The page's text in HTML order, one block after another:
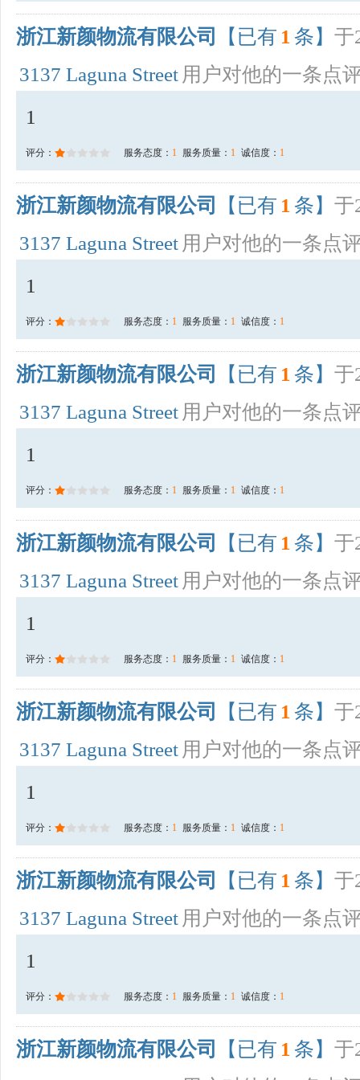
浙江新颜物流有限公司 【已有 1 条】 于
3137 Laguna Street 用户对他的一条点
1
评分： 服务态度： 1 服务质量： 1 诚信度： 1
浙江新颜物流有限公司 【已有 1 条】 于
3137 Laguna Street 用户对他的一条点
1
评分： 服务态度： 1 服务质量： 1 诚信度： 1
浙江新颜物流有限公司 【已有 1 条】 于
3137 Laguna Street 用户对他的一条点
1
评分： 服务态度： 1 服务质量： 1 诚信度： 1
浙江新颜物流有限公司 【已有 1 条】 于
3137 Laguna Street 用户对他的一条点
1
评分： 服务态度： 1 服务质量： 1 诚信度： 1
浙江新颜物流有限公司 【已有 1 条】 于
3137 Laguna Street 用户对他的一条点
1
评分： 服务态度： 1 服务质量： 1 诚信度： 1
浙江新颜物流有限公司 【已有 1 条】 于
3137 Laguna Street 用户对他的一条点
1
评分： 服务态度： 1 服务质量： 1 诚信度： 1
浙江新颜物流有限公司 【已有 1 条】 于